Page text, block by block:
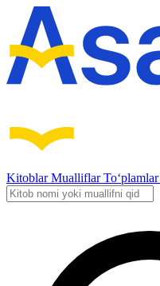
KitoblarMualliflarTo‘plamlar